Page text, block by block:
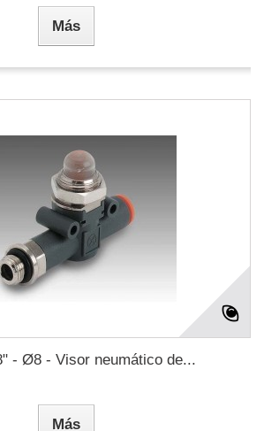
Más
- Ø8 - Visor neumático de...
Más